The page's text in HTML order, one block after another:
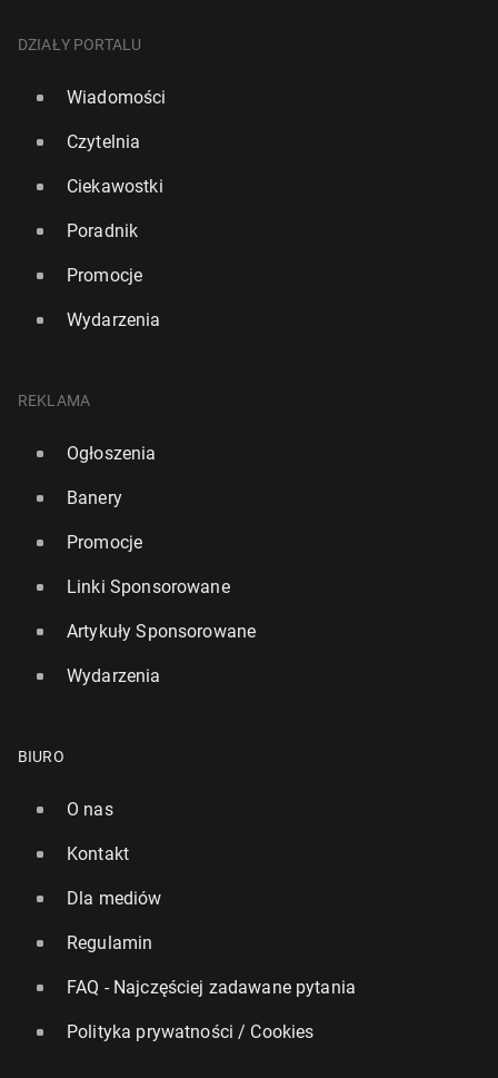
DZIAŁY PORTALU
Wiadomości
Czytelnia
Ciekawostki
Poradnik
Promocje
Wydarzenia
REKLAMA
Ogłoszenia
Banery
Promocje
Linki Sponsorowane
Artykuły Sponsorowane
Wydarzenia
BIURO
O nas
Kontakt
Dla mediów
Regulamin
FAQ - Najczęściej zadawane pytania
Polityka prywatności / Cookies